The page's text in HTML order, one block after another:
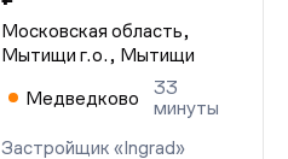
Московская область,
Мытищи г.о., Мытищи
Медведково
33
минуты
Застройщик «Ingrad»